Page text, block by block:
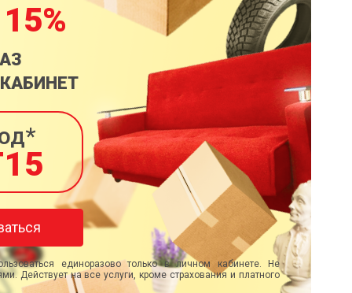
единоразово только в личном кабинете. Не
Действует на все услуги, кроме страхования и платного